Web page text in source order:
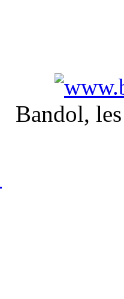
Bandol,